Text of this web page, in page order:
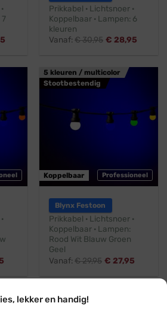
lekker en handig!
Prikkabel · Lichtsnoer ·
Koppelbaar · Lampen: 6
kleuren
Vanaf:€30,95 € 28,95
5 kleuren / multicolor
Stootbestendig
Professioneel
Koppelbaar
Blynx Festoon
Prikkabel · Lichtsnoer ·
Koppelbaar · Lampen:
Rood Wit Blauw Groen
Geel
Vanaf:€29,95 € 27,95
Stootbestendig